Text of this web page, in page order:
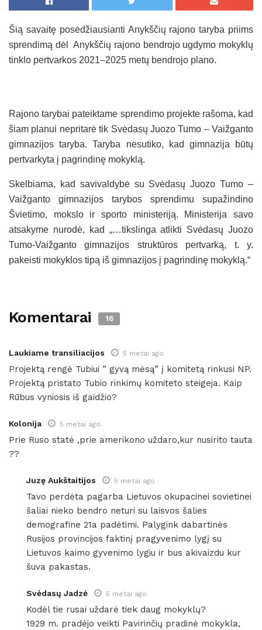
Šią savaitę posėdžiausianti Anykščių rajono taryba priims
sprendimą dėl Anykščių rajono bendrojo ugdymo mokyklų
tinklo pertvarkos 2021–2025 metų bendrojo plano.
Rajono tarybai pateiktame sprendimo projekte rašoma, kad
šiam planui nepritarė tik Svėdasų Juozo Tumo – Vaižganto
gimnazijos taryba. Taryba nesutiko, kad gimnazija būtų
pertvarkyta į pagrindinę mokyklą.
Skelbiama, kad savivaldybė su Svėdasų Juozo Tumo –
Vaižganto gimnazijos tarybos sprendimu supažindino
Švietimo, mokslo ir sporto ministeriją. Ministerija savo
atsakyme nurodė, kad „…tikslinga atlikti Svėdasų Juozo
Tumo-Vaižganto gimnazijos struktūros pertvarką, t. y.
pakeisti mokyklos tipą iš gimnazijos į pagrindinę mokyklą.“
Komentarai 16
Laukiame transiliacijos 5 metai ago
Projektą rengė Tubiui ” gyvą mėsą” į komitetą rinkusi NP.
Projektą pristato Tubio rinkimų komiteto steigeja. Kaip
Rūbus vyniosis iš gaidžio?
Kolonija 5 metai ago
Prie Ruso statė ,prie amerikono uždaro,kur nusirito tauta
??
Juzę Aukštaitijos 5 metai ago
Tavo perdėta pagarba Lietuvos okupacinei sovietinei
šaliai nieko bendro neturi su laisvos šalies
demografine 21a padėtimi. Palygink dabartinės
Rusijos provincijos faktinį pragyvenimo lygį su
Lietuvos kaimo gyvenimo lygiu ir bus akivaizdu kur
šuva pakastas.
Svėdasų Jadzė 5 metai ago
Kodėl tie rusai uždarė tiek daug mokyklų?
1929 m. pradėjo veikti Pavirinčių pradinė mokykla,